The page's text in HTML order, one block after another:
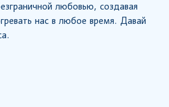
любовью, создавая
нас в любое время. Давай